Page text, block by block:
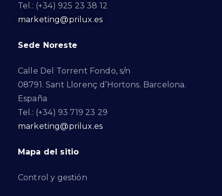
Tel.: (+34) 925 23 38 12
marketing@prilux.es
Sede Noreste
Calle Del Torrent Fondo, s/n
08791. Sant Llorenç d’Hortons. Barcelona.
España
Tel.: (+34) 93 719 23 29
marketing@prilux.es
Mapa del sitio
Control y gestión